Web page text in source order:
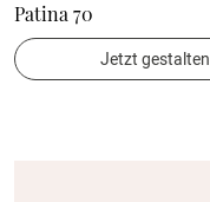
Patina 70
Jetzt gestalten